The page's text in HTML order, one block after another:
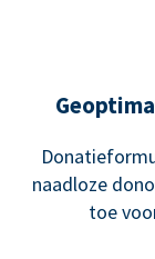
naadloze
toe